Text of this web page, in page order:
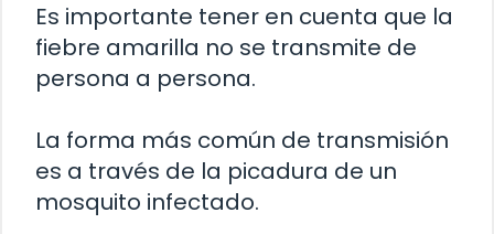
Es importante tener en cuenta que la
fiebre amarilla no se transmite de
persona a persona.
La forma más común de transmisión
es a través de la picadura de un
mosquito infectado.